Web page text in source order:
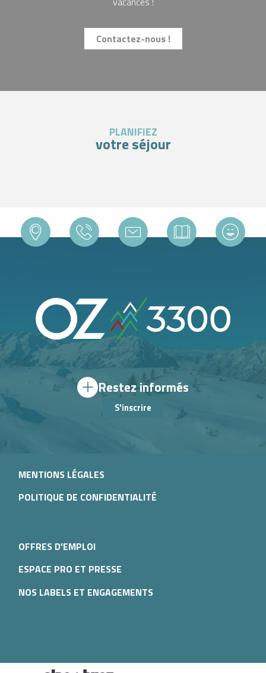
Contactez-nous !
PLANIFIEZ
votre séjour
Restez informés
S'inscrire
MENTIONS LÉGALES
POLITIQUE DE CONFIDENTIALITÉ
OFFRES D'EMPLOI
ESPACE PRO ET PRESSE
NOS LABELS ET ENGAGEMENTS